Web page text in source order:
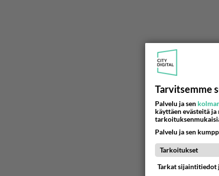
Tarvitsemme
Palvelu ja sen
käyttäen evästeitä
Palvelu ja sen
Tarkoitukset
Tarkat sijaintitiedot